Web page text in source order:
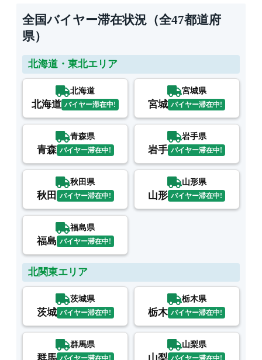
全国バイヤー滞在状況（全47都道府
県）
北海道・東北エリア
北海道
北海道 バイヤー滞在中!
宮城県
宮城 バイヤー滞在中!
青森県
青森 バイヤー滞在中!
岩手県
岩手 バイヤー滞在中!
秋田県
秋田 バイヤー滞在中!
山形県
山形 バイヤー滞在中!
福島県
福島 バイヤー滞在中!
北関東エリア
茨城県
茨城 バイヤー滞在中!
栃木県
栃木 バイヤー滞在中!
群馬県
バイヤー滞在中!
山梨県
バイヤー滞在中!